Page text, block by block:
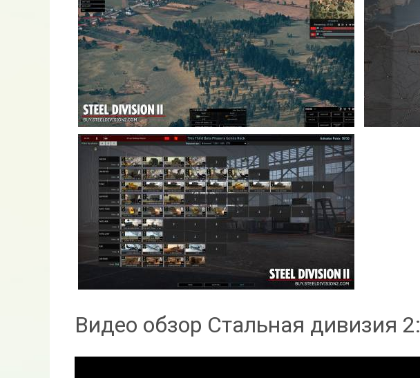
Видео обзор Стальная дивизия 2: